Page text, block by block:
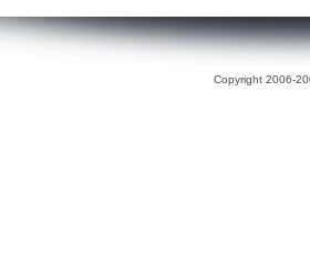
Copyright 2006-